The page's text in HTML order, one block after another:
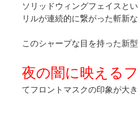
ソリッドウィングフェイスと
リルが連続的に繋がった斬新な
このシャープな目を持った新
夜の闇に映える
てフロントマスクの印象が大